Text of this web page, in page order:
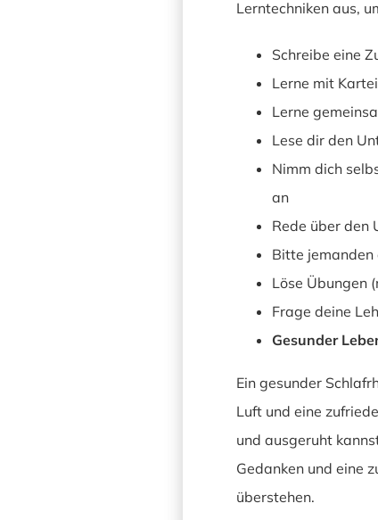
Lerntechniken aus,
Schreibe eine
Lerne mit
Lerne
Lese dir den
Nimm dich
an
Rede über den
Bitte jemanden
Löse Übungen
Frage deine
Gesunder
Ein gesunder
Luft und eine
und ausgeruht
Gedanken und eine
überstehen.